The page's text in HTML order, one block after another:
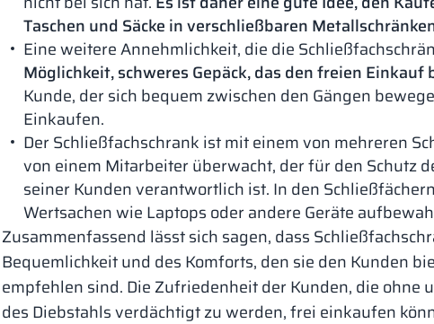
Taschen und Säcke in verschließbaren
Eine weitere Annehmlichkeit, die die
Möglichkeit, schweres Gepäck, das den freien
Kunde, der sich bequem zwischen den Gängen
Einkaufen.
Der Schließfachschrank ist mit einem von mehreren
von einem Mitarbeiter überwacht, der für den Schutz
seiner Kunden verantwortlich ist. In den
Wertsachen wie Laptops oder andere Geräte
Zusammenfassend lässt sich sagen, dass
Bequemlichkeit und des Komforts, den sie den Kunden
empfehlen sind. Die Zufriedenheit der Kunden, die ohne
des Diebstahls verdächtigt zu werden, frei einkaufen